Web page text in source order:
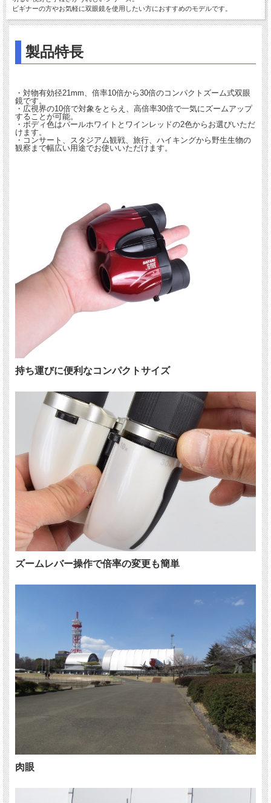
ビギナーの方やお気軽に双眼鏡を使用したい方におすすめのモデルです。
製品特長
・対物有効径21mm、倍率10倍から30倍のコンパクトズーム式双眼
鏡です。
・広視界の10倍で対象をとらえ、高倍率30倍で一気にズームアップ
することが可能。
・ボディ色はパールホワイトとワインレッドの2色からお選びいただ
けます。
・コンサート、スタジアム観戦、旅行、ハイキングから野生生物の
観察まで幅広い用途でお使いいただけます。
持ち運びに便利なコンパクトサイズ
ズームレバー操作で倍率の変更も簡単
肉眼